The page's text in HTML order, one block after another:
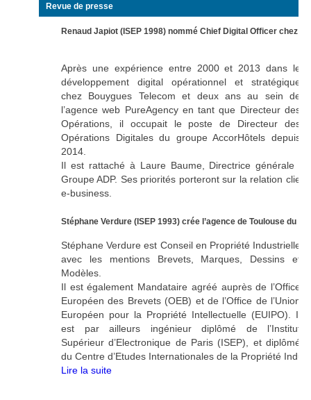
Revue de presse
Renaud Japiot (ISEP 1998) nommé Chief Digital Officer chez
Après une expérience entre 2000 et 2013 dans le
développement digital opérationnel et stratégique
chez Bouygues Telecom et deux ans au sein de
l’agence web PureAgency en tant que Directeur des
Opérations, il occupait le poste de Directeur des
Opérations Digitales du groupe AccorHôtels depuis
2014.
Il est rattaché à Laure Baume, Directrice générale
Groupe ADP. Ses priorités porteront sur la relation
e-business.
Stéphane Verdure (ISEP 1993) crée l’agence de Toulouse du
Stéphane Verdure est Conseil en Propriété Industrielle
avec les mentions Brevets, Marques, Dessins et
Modèles.
Il est également Mandataire agréé auprès de l’Office
Européen des Brevets (OEB) et de l’Office de l’Union
Européen pour la Propriété Intellectuelle (EUIPO). Il
est par ailleurs ingénieur diplômé de l’Institut
Supérieur d’Electronique de Paris (ISEP), et diplômé
du Centre d’Etudes Internationales de la Propriété
Lire la suite